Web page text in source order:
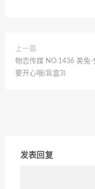
上一篇
物恋传媒 NO.1436 美兔-
要开心哦(盲盒3)
发表回复